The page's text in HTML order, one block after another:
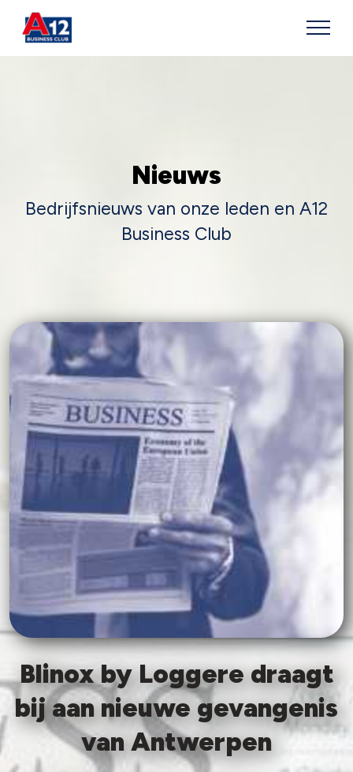
Nieuws
Bedrijfsnieuws van onze leden en A12
Business Club
Blinox by Loggere draagt
bij aan nieuwe gevangenis
van Antwerpen